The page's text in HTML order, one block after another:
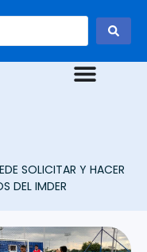
SOLICITAR Y HACER
DEL IMDER